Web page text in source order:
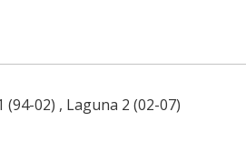
(94-02) , Laguna 2 (02-07)